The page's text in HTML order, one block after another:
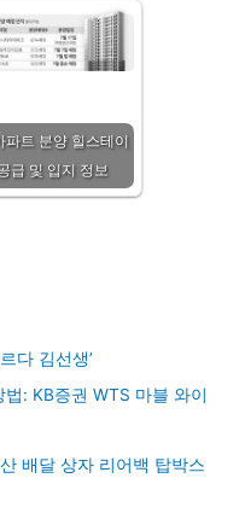
파트 분양 힐스테이
급 및 입지 정보
다 김선생’
: KB증권 WTS 마블 와이
배달 상자 리어백 탑박스